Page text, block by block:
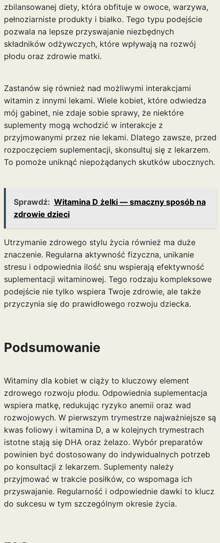
zbilansowanej diety, która obfituje w owoce, warzywa,
pełnoziarniste produkty i białko. Tego typu podejście
pozwala na lepsze przyswajanie niezbędnych
składników odżywczych, które wpływają na rozwój
płodu oraz zdrowie matki.
Zastanów się również nad możliwymi interakcjami
witamin z innymi lekami. Wiele kobiet, które odwiedza
mój gabinet, nie zdaje sobie sprawy, że niektóre
suplementy mogą wchodzić w interakcje z
przyjmowanymi przez nie lekami. Dlatego zawsze, przed
rozpoczęciem suplementacji, skonsultuj się z lekarzem.
To pomoże uniknąć niepożądanych skutków ubocznych.
Sprawdź: Witamina D żelki — smaczny sposób na
zdrowie dzieci
Utrzymanie zdrowego stylu życia również ma duże
znaczenie. Regularna aktywność fizyczna, unikanie
stresu i odpowiednia ilość snu wspierają efektywność
suplementacji witaminowej. Tego rodzaju kompleksowe
podejście nie tylko wspiera Twoje zdrowie, ale także
przyczynia się do prawidłowego rozwoju dziecka.
Podsumowanie
Witaminy dla kobiet w ciąży to kluczowy element
zdrowego rozwoju płodu. Odpowiednia suplementacja
wspiera matkę, redukując ryzyko anemii oraz wad
rozwojowych. W pierwszym trymestrze najważniejsze są
kwas foliowy i witamina D, a w kolejnych trymestrach
istotne stają się DHA oraz żelazo. Wybór preparatów
powinien być dostosowany do indywidualnych potrzeb
po konsultacji z lekarzem. Suplementy należy
przyjmować w trakcie posiłków, co wspomaga ich
przyswajanie. Regularność i odpowiednie dawki to klucz
do sukcesu w tym szczególnym okresie życia.